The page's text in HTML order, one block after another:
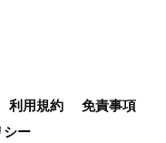
利用規約
免責事項
シー